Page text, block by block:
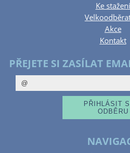
Ke stažení
Akce
Kontakt
PŘEJETE SI ZASÍLAT